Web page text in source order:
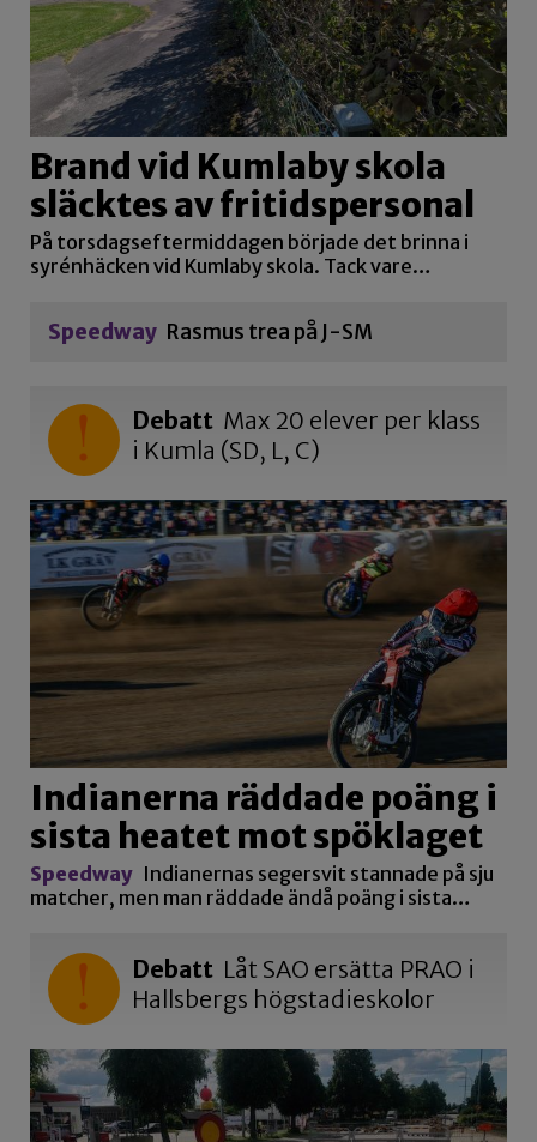
Brand vid Kumlaby skola
släcktes av fritidspersonal
På torsdagseftermiddagen började det brinna i
syrénhäcken vid Kumlaby skola. Tack vare…
Speedway Rasmus trea på J-SM
Debatt Max 20 elever per klass
i Kumla (SD, L, C)
Indianerna räddade poäng i
sista heatet mot spöklaget
Speedway Indianernas segersvit stannade på sju
matcher, men man räddade ändå poäng i sista…
Debatt Låt SAO ersätta PRAO i
Hallsbergs högstadieskolor